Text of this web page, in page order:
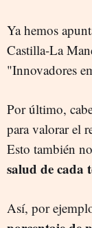
Ya hemos
Castilla-La
"Innovadores
Por último,
para valorar el
Esto también
salud de cada
Así, por